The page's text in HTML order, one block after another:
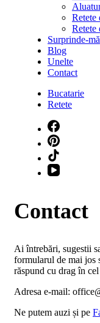
Retete
Retete
Surprinde-mă
Blog
Unelte
Contact
Bucatarie
Retete
Contact
Ai întrebări, sugestii
formularul de mai jos
răspund cu drag în
Adresa e-mail:
Ne putem auzi și pe